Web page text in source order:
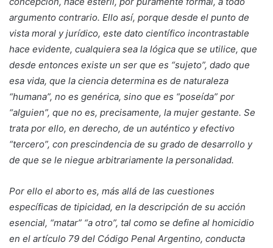
argumento contrario. Ello así, porque desde el punto de
vista moral y jurídico, este dato científico incontrastable
hace evidente, cualquiera sea la lógica que se utilice, que
desde entonces existe un ser que es “sujeto”, dado que
esa vida, que la ciencia determina es de naturaleza
“humana”, no es genérica, sino que es “poseída” por
“alguien”, que no es, precisamente, la mujer gestante. Se
trata por ello, en derecho, de un auténtico y efectivo
“tercero”, con prescindencia de su grado de desarrollo y
de que se le niegue arbitrariamente la personalidad.
Por ello el aborto es, más allá de las cuestiones
específicas de tipicidad, en la descripción de su acción
esencial, “matar” “a otro”, tal como se define al homicidio
en el artículo 79 del Código Penal Argentino, conducta